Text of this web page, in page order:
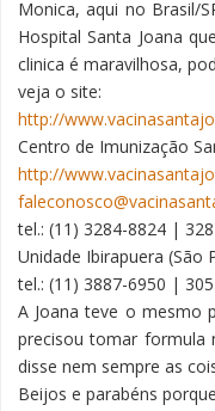
Monica, aqui no Brasil/
Hospital Santa Joana
clinica é maravilhosa,
veja o site:
http://
Centro de Imunização
http://
tel.: (11) 3284-8824 |
Unidade Ibirapuera (São
tel.: (11) 3887-6950 |
A Joana teve o mesmo
precisou tomar formula
disse nem sempre as
Beijos e parabéns